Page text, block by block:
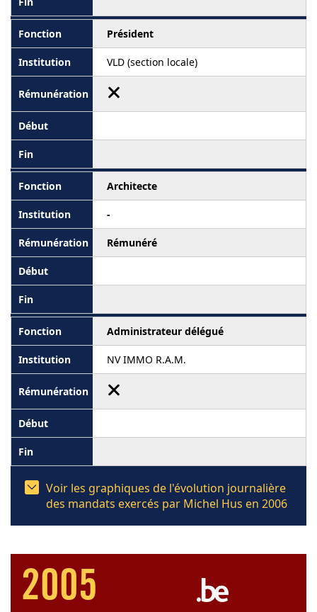
Président
VLD (section locale)
Architecte
-
Rémunéré
Administrateur délégué
NV IMMO R.A.M.
Voir les graphiques de l'évolution journalière
des mandats exercés par Michel Hus en 2006
2005